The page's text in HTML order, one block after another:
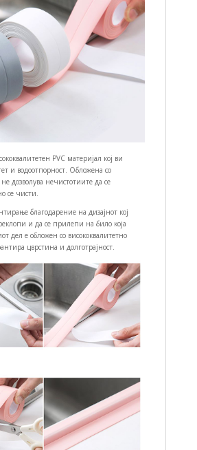
PVC материјал кој ви
и водоотпорност. Обложена со
не дозволува нечистотиите да се
се чисти.
благодарение на дизајнот кој
и да се прилепи на било која
дел е обложен со висококвалитетно
цврстина и долготрајност.